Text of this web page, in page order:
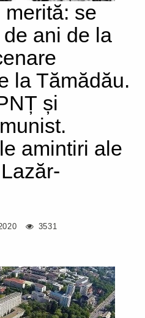
se
ani de la
la Tămădău.
și
amintiri ale
3531